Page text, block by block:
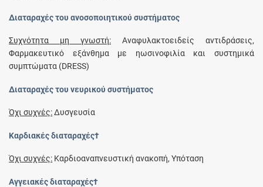
Διαταραχές του ανοσοποιητικού συστήματος
Συχνότητα μη γνωστή: Αναφυλακτοειδείς αντιδράσεις,
Φαρμακευτικό εξάνθημα με ηωσινοφιλία και συστημικά
συμπτώματα (DRESS)
Διαταραχές του νευρικού συστήματος
Όχι συχνές:Δυσγευσία
Καρδιακές διαταραχές†
Όχι συχνές: Καρδιοαναπνευστική ανακοπή, Υπόταση
Αγγειακές διαταραχές†